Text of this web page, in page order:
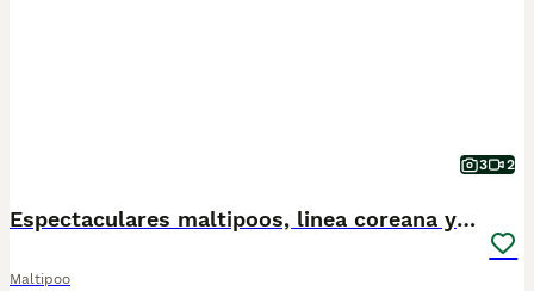
3 2
Espectaculares maltipoos, linea coreana y asiatica
Maltipoo